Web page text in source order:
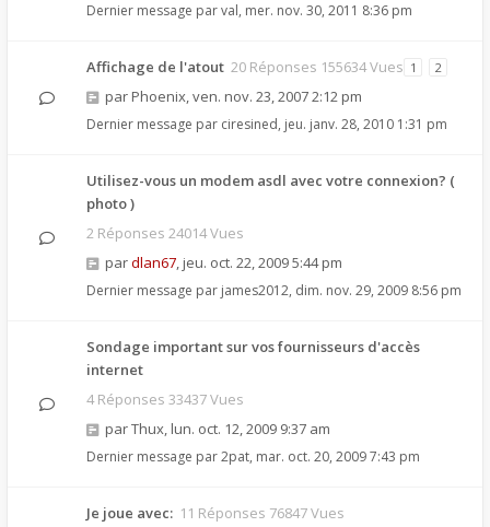
Dernier message parval, mer. nov. 30, 2011 8:36 pm
Affichage de l'atout 20 Réponses 155634 Vues 1 2
par Phoenix,ven. nov. 23, 2007 2:12 pm
Dernier message par ciresined, jeu. janv. 28, 2010 1:31 pm
Utilisez-vous un modem asdl avec votre connexion? (
photo )
2 Réponses 24014 Vues
pardlan67, jeu. oct. 22, 2009 5:44 pm
Dernier message par james2012, dim. nov. 29, 2009 8:56 pm
Sondage important sur vos fournisseurs d'accès
internet
4 Réponses 33437 Vues
parThux, lun. oct. 12, 2009 9:37 am
Dernier message par2pat, mar. oct. 20, 2009 7:43 pm
Je joue avec: 11 Réponses 76847 Vues